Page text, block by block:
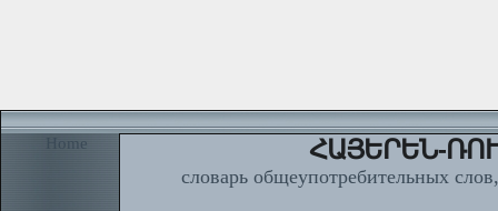
Home ՀԱՅԵՐԵՆ-
словарь общеупотребительных